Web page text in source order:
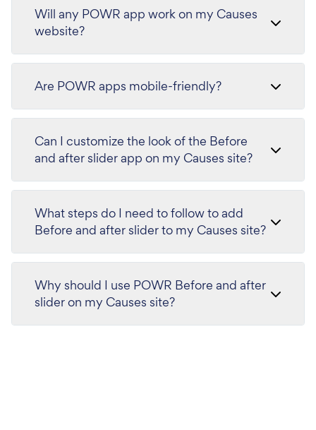
Will any POWR app work on my Causes
website?
Are POWR apps mobile-friendly?
Can I customize the look of the Before
and after slider app on my Causes site?
What steps do I need to follow to add
Before and after slider to my Causes site?
Why should I use POWR Before and after
slider on my Causes site?